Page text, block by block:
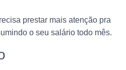
prestar mais atenção pra
o seu salário todo mês.